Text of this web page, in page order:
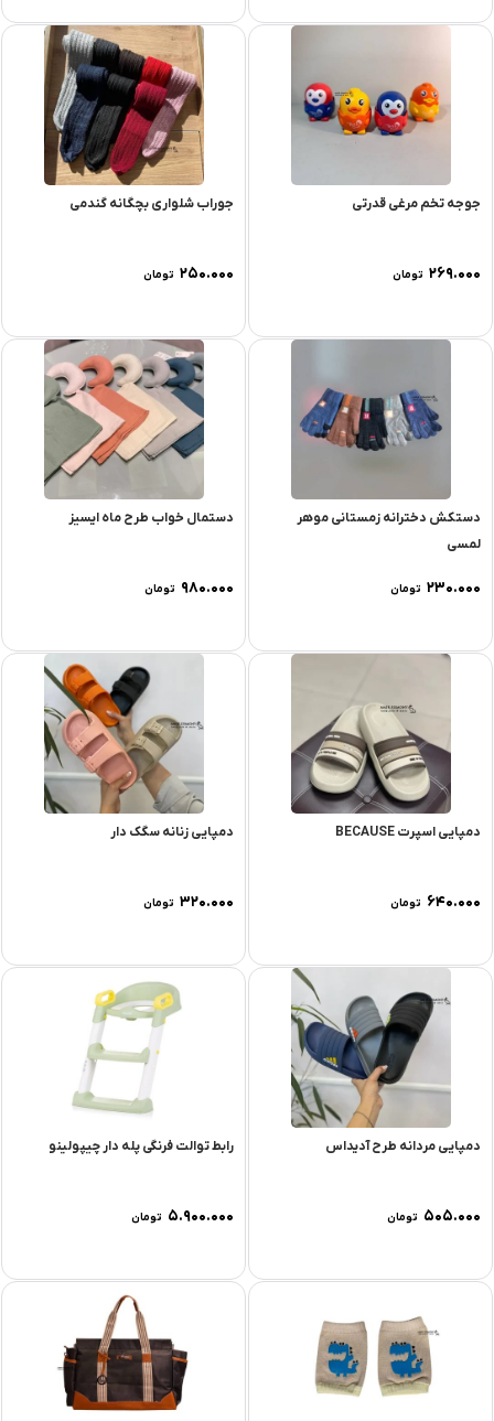
جوجه تخم مرغی قدرتی
۲۶۹.۰۰۰ تومان
جوراب شلواری بچگانه گندمی
۲۵۰.۰۰۰ تومان
دستکش دخترانه زمستانی موهر
لمسی
۲۳۰.۰۰۰ تومان
دستمال خواب طرح ماه ایسیز
۹۸۰.۰۰۰ تومان
دمپایی اسپرت BECAUSE
۶۴۰.۰۰۰ تومان
دمپایی زنانه سگک دار
۳۲۰.۰۰۰ تومان
دمپایی مردانه طرح آدیداس
۵۰۵.۰۰۰ تومان
رابط توالت فرنگی پله دار چیپولینو
۵.۹۰۰.۰۰۰ تومان